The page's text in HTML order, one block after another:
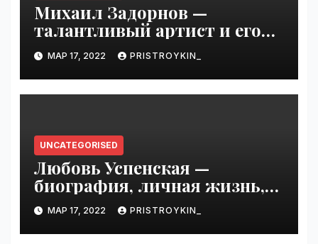
Михаил Задорнов —
талантливый артист и его
увлекательная биография —
выдающиеся достижения,
известность и интересные
факты из личной жизни!
МАР 17, 2022 PRISTROYKIN_
UNCATEGORISED
Любовь Успенская —
биография, личная жизнь,
достижения
МАР 17, 2022 PRISTROYKIN_